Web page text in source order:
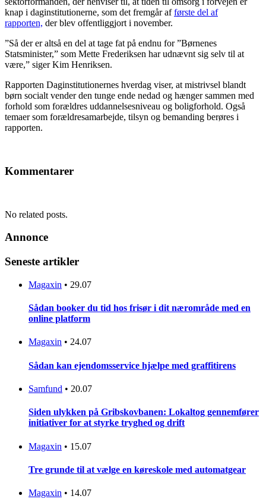
knap i daginstitutionerne, som det fremgår afførste del af
rapporten, der blev offentliggjort i november.
”Så der er altså en del at tage fat på endnu for ”Børnenes
Statsminister,” som Mette Frederiksen har udnævnt sig selv til at
være,” siger Kim Henriksen.
Rapporten Daginstitutionernes hverdag viser, at mistrivsel blandt
børn socialt vender den tunge ende nedad og hænger sammen med
forhold som forældres uddannelsesniveau og boligforhold. Også
temaer som forældresamarbejde, tilsyn og bemanding berøres i
rapporten.
Kommentarer
No related posts.
Annonce
Seneste artikler
Magaxin • 29.07
Sådan booker du tid hos frisør i dit nærområde med en
online platform
Magaxin • 24.07
Sådan kan ejendomsservice hjælpe med graffitirens
Samfund • 20.07
Siden ulykken på Gribskovbanen: Lokaltog gennemfører
initiativer for at styrke tryghed og drift
Magaxin • 15.07
Tre grunde til at vælge en køreskole med automatgear
Magaxin • 14.07